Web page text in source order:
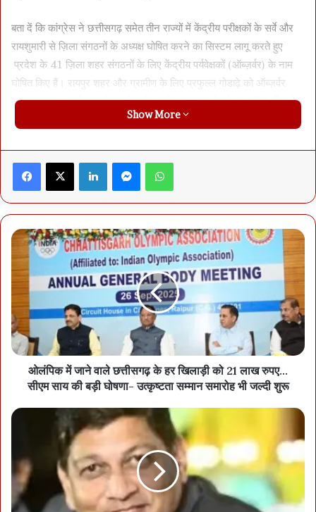
बता दें कि कांग्रेस ने छत्तीसगढ़ समेत तीन राज्यों में केंद्रीय परीक्षकों के सर्वे और
रायशुमारी से ज़िला संगठनों के अध्यक्ष घोषित करने का सिस्टम लागू करते हुए
प्रदेश के 41 ज़िला शहर संगठनों के लिए केंद्रीय पर्यवेक्षकों (ऑब्ज़र्वर) के नाम
घोषित किए हैं। रायपुर शहर और ग्रामीण के लिए प्रफुल्ल गोडाढ़े को ऑब्ज़र्वर
बनाया गया है। छत्तीसगढ़ में कांग्रेस डेढ़ दर्जन ऑब्ज़र्वर भेजने जा रही है, जिनमे
दो महिलाएँ भी हैं। ये ऑब्ज़र्वर ही अलग अलग पैरामीटर्स पर नेताओं को परखकर
Show More
Facebook X LinkedIn
ओलंपिक में जाने वाले छत्तीसगढ़ के हर खिलाड़ी को 21 लाख रुपए…
सीएम साय की बड़ी घोषणा- उत्कृष्टता सम्मान समारोह भी जल्दी शुरू